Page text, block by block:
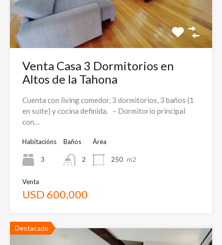
Venta Casa 3 Dormitorios en
Altos de la Tahona
Cuenta con living comedor, 3 dormitorios, 3 baños (1
en suite) y cocina definida. – Dormitorio principal
con…
Habitacións
3
Baños
2
Área
250 m2
Venta
USD 600,000
Destacado